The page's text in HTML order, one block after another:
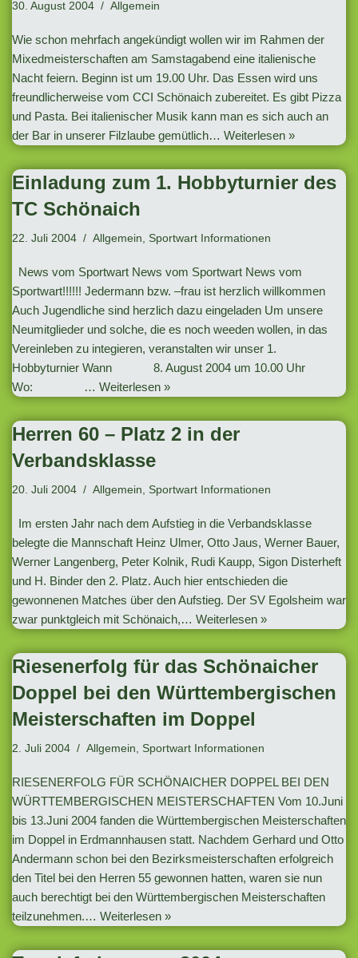
30. August 2004 Allgemein
Wie schon mehrfach angekündigt wollen wir im Rahmen der
Mixedmeisterschaften am Samstagabend eine italienische
Nacht feiern. Beginn ist um 19.00 Uhr. Das Essen wird uns
freundlicherweise vom CCI Schönaich zubereitet. Es gibt Pizza
und Pasta. Bei italienischer Musik kann man es sich auch an
der Bar in unserer Filzlaube gemütlich… Weiterlesen »
Einladung zum 1. Hobbyturnier des
TC Schönaich
22. Juli 2004 Allgemein, Sportwart Informationen
News vom Sportwart News vom Sportwart News vom
Sportwart!!!!!! Jedermann bzw. –frau ist herzlich willkommen
Auch Jugendliche sind herzlich dazu eingeladen Um unsere
Neumitglieder und solche, die es noch weeden wollen, in das
Vereinleben zu integieren, veranstalten wir unser 1.
Hobbyturnier Wann 8. August 2004 um 10.00 Uhr
Wo: … Weiterlesen »
Herren 60 – Platz 2 in der
Verbandsklasse
20. Juli 2004 Allgemein, Sportwart Informationen
Im ersten Jahr nach dem Aufstieg in die Verbandsklasse
belegte die Mannschaft Heinz Ulmer, Otto Jaus, Werner Bauer,
Werner Langenberg, Peter Kolnik, Rudi Kaupp, Sigon Disterheft
und H. Binder den 2. Platz. Auch hier entschieden die
gewonnenen Matches über den Aufstieg. Der SV Egolsheim war
zwar punktgleich mit Schönaich,… Weiterlesen »
Riesenerfolg für das Schönaicher
Doppel bei den Württembergischen
Meisterschaften im Doppel
2. Juli 2004 Allgemein, Sportwart Informationen
RIESENERFOLG FÜR SCHÖNAICHER DOPPEL BEI DEN
WÜRTTEMBERGISCHEN MEISTERSCHAFTEN Vom 10.Juni
bis 13.Juni 2004 fanden die Württembergischen Meisterschaften
im Doppel in Erdmannhausen statt. Nachdem Gerhard und Otto
Andermann schon bei den Bezirksmeisterschaften erfolgreich
den Titel bei den Herren 55 gewonnen hatten, waren sie nun
auch berechtigt bei den Württembergischen Meisterschaften
teilzunehmen.… Weiterlesen »